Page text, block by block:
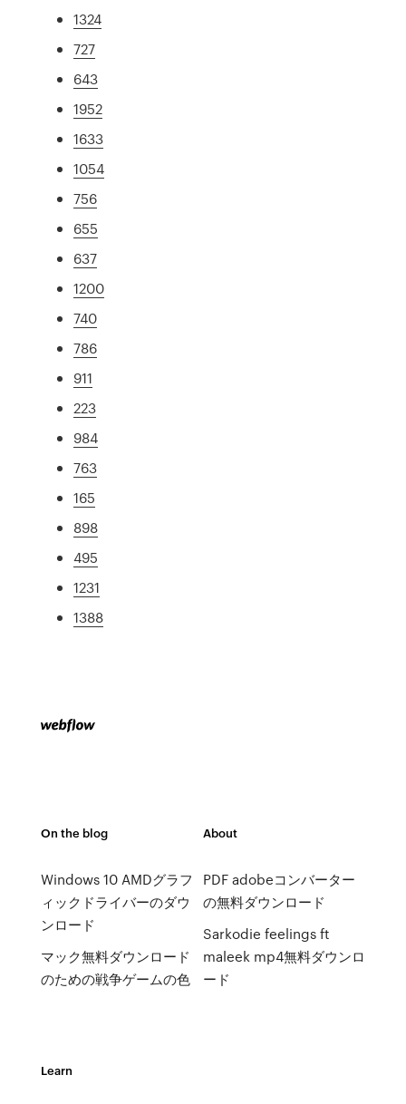
1324
727
643
1952
1633
1054
756
655
637
1200
740
786
911
223
984
763
165
898
495
1231
1388
On the blog
Windows 10 AMDグラフ
ィックドライバーのダウ
ンロード
マック無料ダウンロード
のための戦争ゲームの色
About
PDF adobeコンバーター
の無料ダウンロード
Sarkodie feelings ft
maleek mp4無料ダウンロ
ード
Learn